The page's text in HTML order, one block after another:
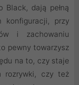
Black, dają pełną
konfiguracji, przy
i zachowaniu
pewny towarzysz
na to, czy staje
rozrywki, czy też